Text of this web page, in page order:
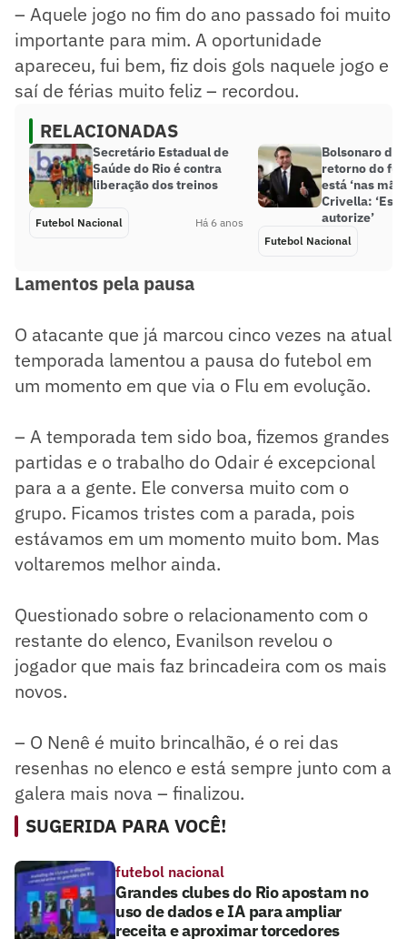
– Aquele jogo no fim do ano passado foi muito
importante para mim. A oportunidade
apareceu, fui bem, fiz dois gols naquele jogo e
saí de férias muito feliz – recordou.
RELACIONADAS
Secretário Estadual de
Saúde do Rio é contra
liberação dos treinos
Futebol Nacional Há 6 anos
Bolsonaro diz
retorno do
está ‘nas
Crivella:
autorize’
Futebol Nacional
Lamentos pela pausa
O atacante que já marcou cinco vezes na atual
temporada lamentou a pausa do futebol em
um momento em que via o Flu em evolução.
– A temporada tem sido boa, fizemos grandes
partidas e o trabalho do Odair é excepcional
para a a gente. Ele conversa muito com o
grupo. Ficamos tristes com a parada, pois
estávamos em um momento muito bom. Mas
voltaremos melhor ainda.
Questionado sobre o relacionamento com o
restante do elenco, Evanilson revelou o
jogador que mais faz brincadeira com os mais
novos.
– O Nenê é muito brincalhão, é o rei das
resenhas no elenco e está sempre junto com a
galera mais nova – finalizou.
SUGERIDA PARA VOCÊ!
futebol nacional
Grandes clubes do Rio apostam no
uso de dados e IA para ampliar
receita e aproximar torcedores